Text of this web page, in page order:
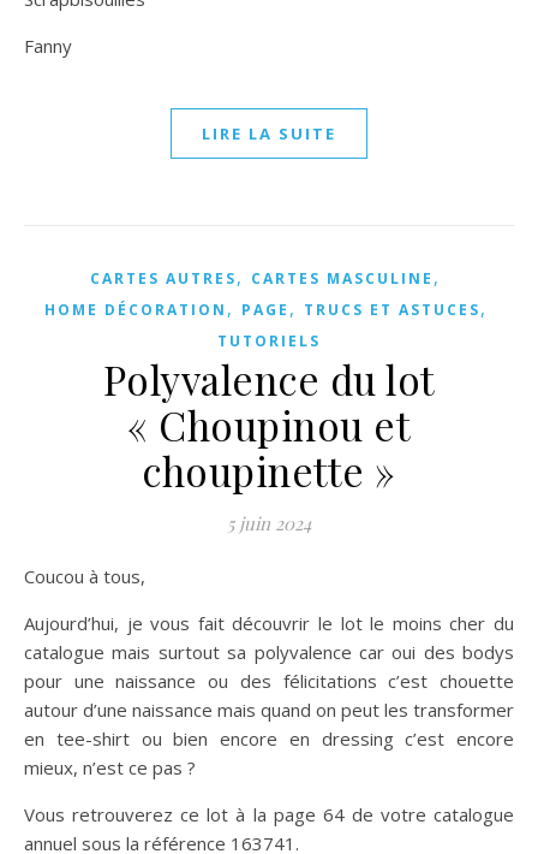
Fanny
LIRE LA SUITE
CARTES AUTRES, CARTES MASCULINE ,
HOME DÉCORATION , PAGE , TRUCS ET ASTUCES,
TUTORIELS
Polyvalence du lot
« Choupinou et
choupinette »
5 juin 2024
Coucou à tous,
Aujourd’hui, je vous fait découvrir le lot le moins cher du
catalogue mais surtout sa polyvalence car oui des bodys
pour une naissance ou des félicitations c’est chouette
autour d’une naissance mais quand on peut les transformer
en tee-shirt ou bien encore en dressing c’est encore
mieux, n’est ce pas ?
Vous retrouverez ce lot à la page 64 de votre catalogue
annuel sous la référence 163741.